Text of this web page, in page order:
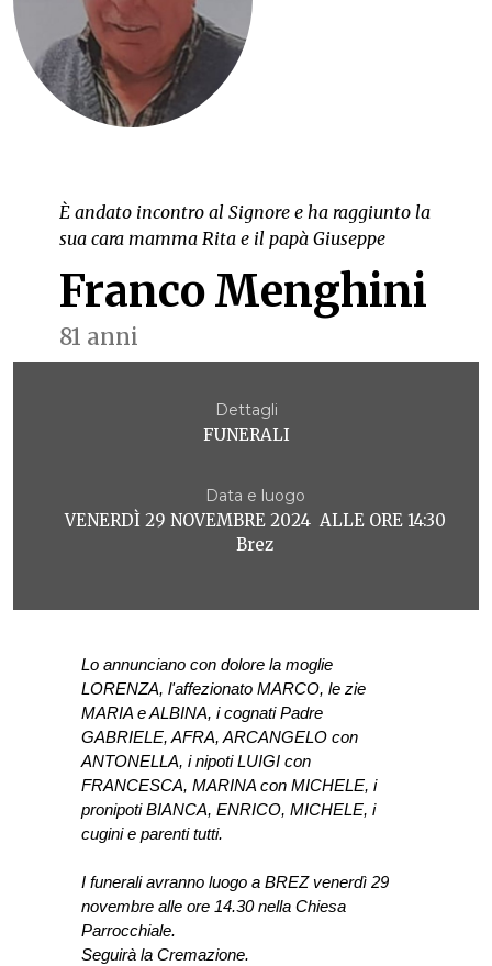
È andato incontro al Signore e ha raggiunto la
sua cara mamma Rita e il papà Giuseppe
Franco Menghini
81 anni
Dettagli
FUNERALI
Data e luogo
VENERDÌ 29 NOVEMBRE 2024 ALLE ORE 14:30
Brez
Lo annunciano con dolore la moglie
LORENZA, l'affezionato MARCO, le zie
MARIA e ALBINA, i cognati Padre
GABRIELE, AFRA, ARCANGELO con
ANTONELLA, i nipoti LUIGI con
FRANCESCA, MARINA con MICHELE, i
pronipoti BIANCA, ENRICO, MICHELE, i
cugini e parenti tutti.
I funerali avranno luogo a BREZ venerdì 29
novembre alle ore 14.30 nella Chiesa
Parrocchiale.
Seguirà la Cremazione.